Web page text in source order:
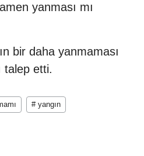
yanması mı
bir daha yanmaması
talep etti.
# yangın